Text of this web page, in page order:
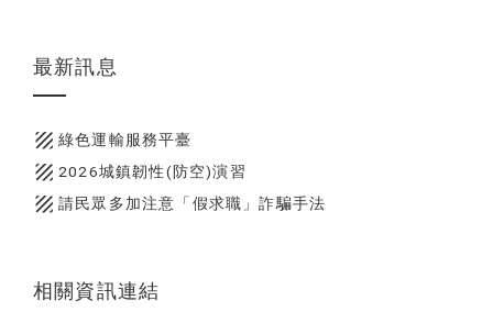
最新訊息
texture 綠色運輸服務平臺
texture 2026城鎮韌性(防空)演習
texture 請民眾多加注意「假求職」詐騙手法
相關資訊連結